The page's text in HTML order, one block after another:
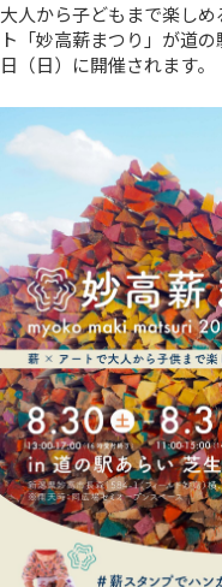
大人から子どもまで楽し
ト「妙高薪まつり」が道
日（日）に開催されます。